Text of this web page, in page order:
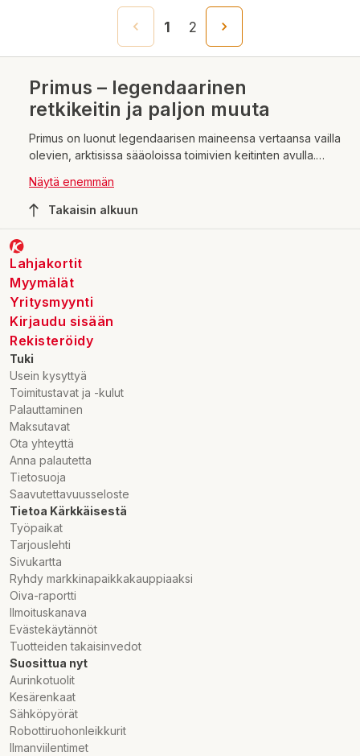
1 2
Primus – legendaarinen
retkikeitin ja paljon muuta
Primus on luonut legendaarisen maineensa vertaansa vailla
olevien, arktisissa sääoloissa toimivien keitinten avulla.
valmistanut ensiluokkaisia varusteita ruoanlaittoon,
valaistukseen ja lämmitykseen. Norjalaisella
ensimmäisenä ihmisenä saavutti Etelänavan 14.12.1911.
Näytä enemmän
Takaisin alkuun
Lahjakortit
Myymälät
Yritysmyynti
Kirjaudu sisään
Rekisteröidy
Tuki
Usein kysyttyä
Toimitustavat ja -kulut
Palauttaminen
Maksutavat
Ota yhteyttä
Anna palautetta
Tietosuoja
Saavutettavuusseloste
Tietoa Kärkkäisestä
Työpaikat
Tarjouslehti
Sivukartta
Ryhdy markkinapaikkakauppiaaksi
Oiva-raportti
Ilmoituskanava
Evästekäytännöt
Tuotteiden takaisinvedot
Suosittua nyt
Aurinkotuolit
Kesärenkaat
Sähköpyörät
Robottiruohonleikkurit
Ilmanviilentimet